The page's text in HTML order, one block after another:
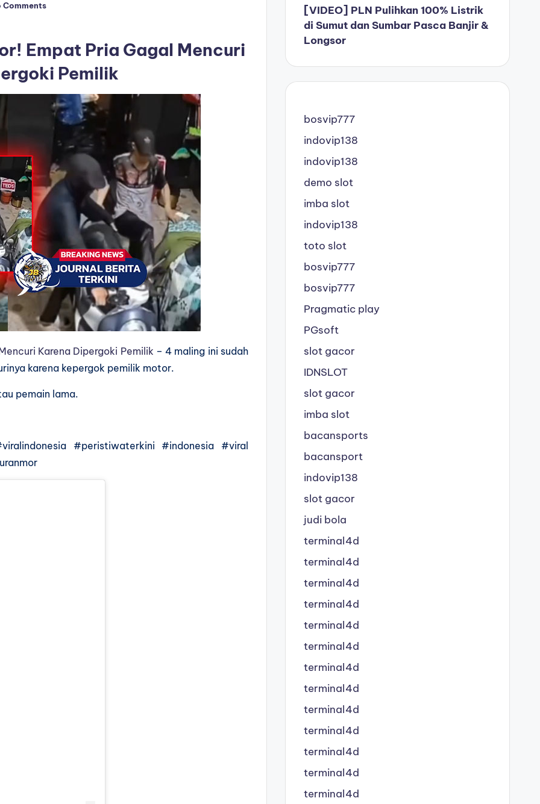
Comments
Empat Pria Gagal Mencuri
Pemilik
Karena Dipergoki Pemilik – 4 maling ini sudah
karena kepergok pemilik motor.
pemain lama.
#peristiwaterkini #indonesia #viral
[VIDEO] PLN Pulihkan 100% Listrik
di Sumut dan Sumbar Pasca Banjir &
Longsor
bosvip777
indovip138
indovip138
demo slot
imba slot
indovip138
toto slot
bosvip777
bosvip777
Pragmatic play
PGsoft
slot gacor
IDNSLOT
slot gacor
imba slot
bacansports
bacansport
indovip138
slot gacor
judi bola
terminal4d
terminal4d
terminal4d
terminal4d
terminal4d
terminal4d
terminal4d
terminal4d
terminal4d
terminal4d
terminal4d
terminal4d
terminal4d